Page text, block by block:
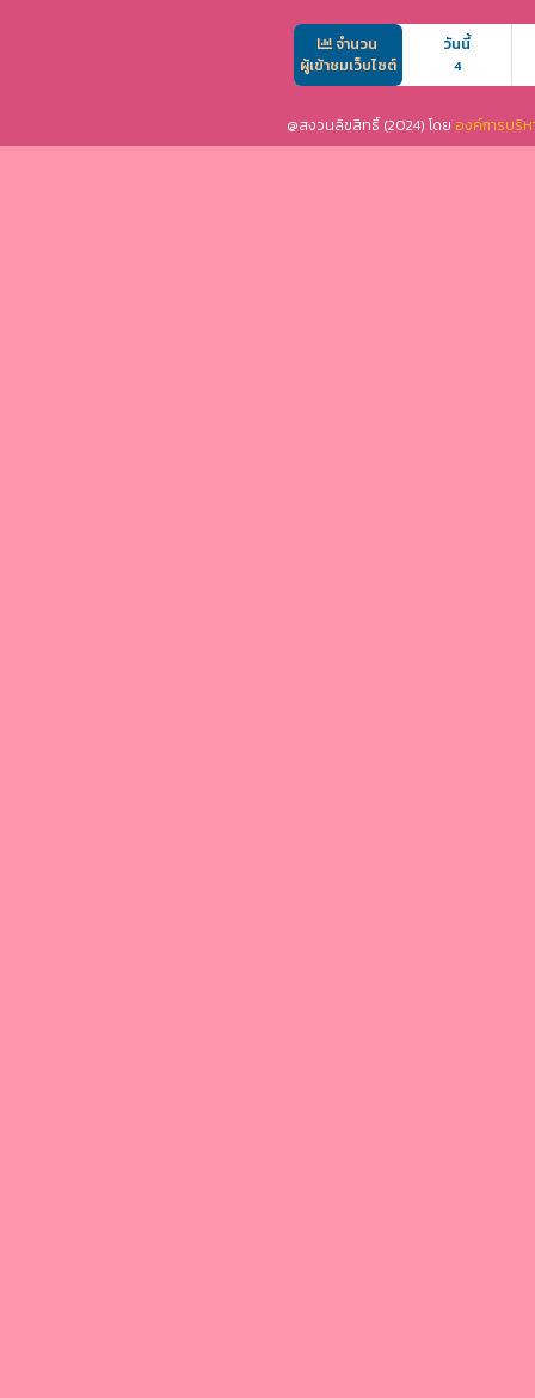
จำนวน
ผู้เข้าชมเว็บไซต์
วันนี้
4
@สงวนลิขสิทธิ์ (2024) โดย องค์การบริ